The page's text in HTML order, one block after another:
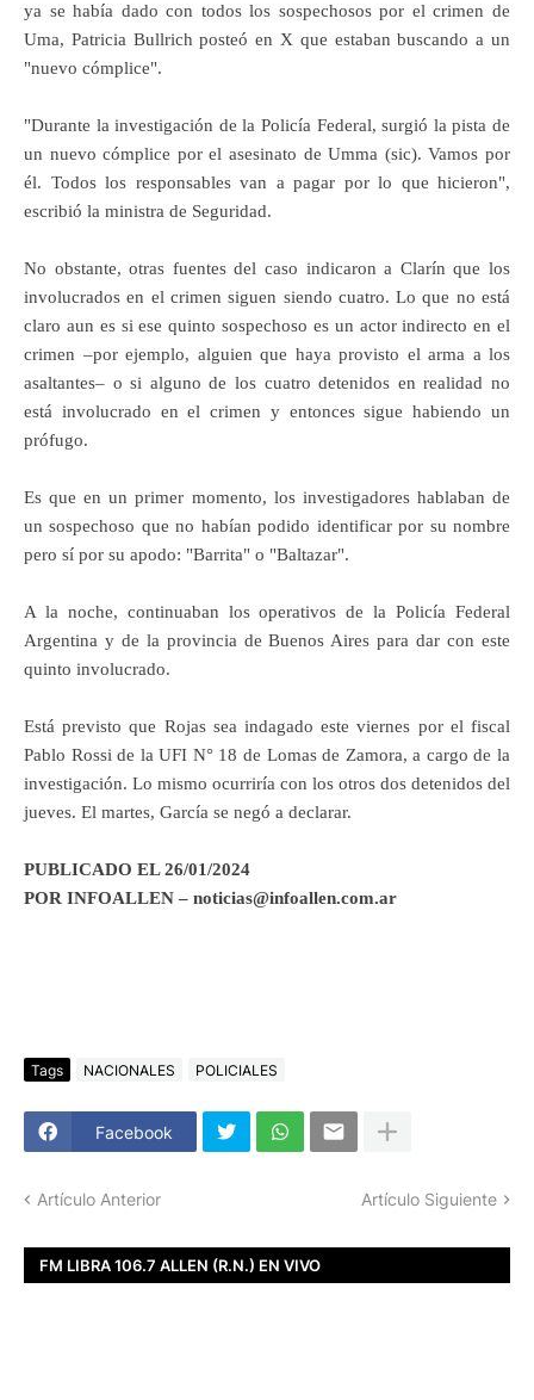
ya se había dado con todos los sospechosos por el crimen de
Uma, Patricia Bullrich posteó en X que estaban buscando a un
"nuevo cómplice".
"Durante la investigación de la Policía Federal, surgió la pista de
un nuevo cómplice por el asesinato de Umma (sic). Vamos por
él. Todos los responsables van a pagar por lo que hicieron",
escribió la ministra de Seguridad.
No obstante, otras fuentes del caso indicaron a Clarín que los
involucrados en el crimen siguen siendo cuatro. Lo que no está
claro aun es si ese quinto sospechoso es un actor indirecto en el
crimen –por ejemplo, alguien que haya provisto el arma a los
asaltantes– o si alguno de los cuatro detenidos en realidad no
está involucrado en el crimen y entonces sigue habiendo un
prófugo.
Es que en un primer momento, los investigadores hablaban de
un sospechoso que no habían podido identificar por su nombre
pero sí por su apodo: "Barrita" o "Baltazar".
A la noche, continuaban los operativos de la Policía Federal
Argentina y de la provincia de Buenos Aires para dar con este
quinto involucrado.
Está previsto que Rojas sea indagado este viernes por el fiscal
Pablo Rossi de la UFI N° 18 de Lomas de Zamora, a cargo de la
investigación. Lo mismo ocurriría con los otros dos detenidos del
jueves. El martes, García se negó a declarar.
PUBLICADO EL 26/01/2024
POR INFOALLEN – noticias@infoallen.com.ar
Tags NACIONALES POLICIALES
Facebook
Artículo Anterior Artículo Siguiente
FM LIBRA 106.7 ALLEN (R.N.) EN VIVO